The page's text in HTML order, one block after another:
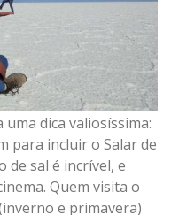
dica valiosíssima:
para incluir o Salar de
de sal é incrível, e
Quem visita o
e primavera)